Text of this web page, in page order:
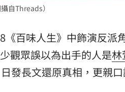
自Threads）
《百味人生》中飾演反派
觀眾誤以為出手的人是林
發長文還原真相，更親